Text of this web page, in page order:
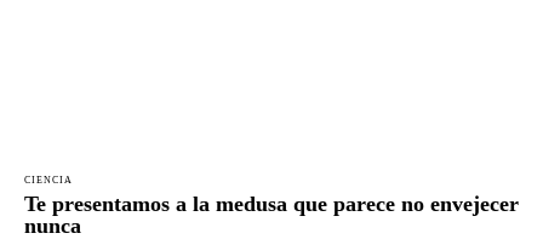
CIENCIA
Te presentamos a la medusa que parece no envejecer
nunca